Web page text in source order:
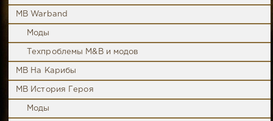
MB Warband
Моды
Техпроблемы M&B и модов
MB На Карибы
MB История Героя
Моды